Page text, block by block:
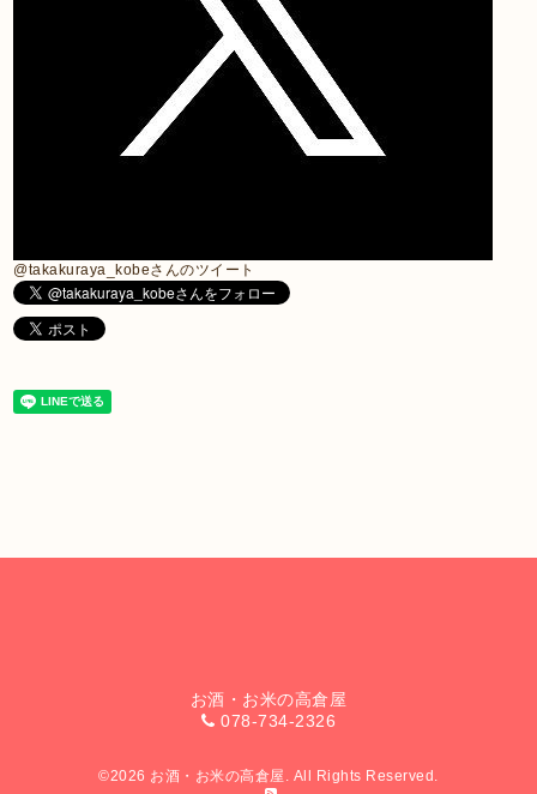
@takakuraya_kobeさんのツイート
お酒・お米の高倉屋
078-734-2326
©2026 お酒・お米の高倉屋 . All Rights Reserved.